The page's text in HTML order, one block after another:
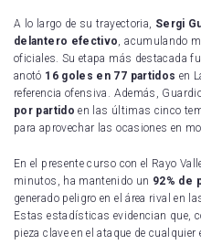
A lo largo de su trayectoria, Sergi
delantero efectivo , acumulando
oficiales. Su etapa más destacada
anotó 16 goles en 77 partidos en
referencia ofensiva. Además,
por partido en las últimas cinco
para aprovechar las ocasiones en
En el presente curso con el Rayo
minutos, ha mantenido un 92% de
generado peligro en el área rival en
Estas estadísticas evidencian que,
pieza clave en el ataque de cualquier